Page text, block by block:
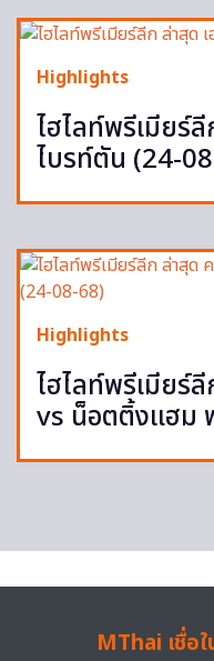
Highlights
ไฮไลท์พรีเมียร์
ไบรท์ตัน (24-
Highlights
ไฮไลท์พรีเมียร์
vs น็อตติ้งแฮม
MThai เชื่อ